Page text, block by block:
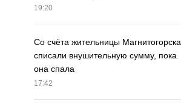
19:20
Со счёта жительницы Магнитогорска
списали внушительную сумму, пока
она спала
17:42